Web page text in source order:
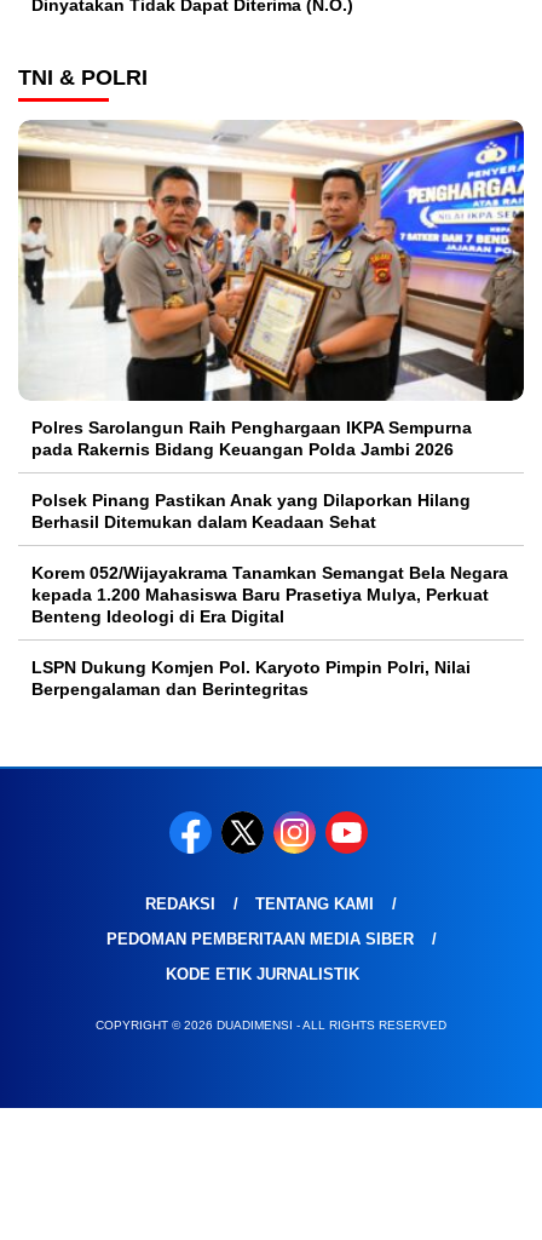
Dinyatakan Tidak Dapat Diterima (N.O.)
TNI & POLRI
Polres Sarolangun Raih Penghargaan IKPA Sempurna
pada Rakernis Bidang Keuangan Polda Jambi 2026
Polsek Pinang Pastikan Anak yang Dilaporkan Hilang
Berhasil Ditemukan dalam Keadaan Sehat
Korem 052/Wijayakrama Tanamkan Semangat Bela Negara
kepada 1.200 Mahasiswa Baru Prasetiya Mulya, Perkuat
Benteng Ideologi di Era Digital
LSPN Dukung Komjen Pol. Karyoto Pimpin Polri, Nilai
Berpengalaman dan Berintegritas
REDAKSI
TENTANG KAMI
PEDOMAN PEMBERITAAN MEDIA SIBER
KODE ETIK JURNALISTIK
COPYRIGHT © 2026 DUADIMENSI - ALL RIGHTS RESERVED